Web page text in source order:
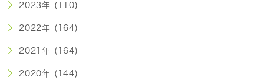
2023年 (110)
2022年 (164)
2021年 (164)
2020年 (144)